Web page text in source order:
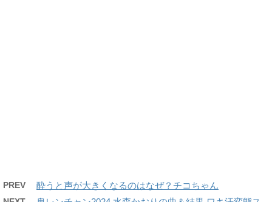
PREV 酔うと声が大きくなるのはなぜ？チコちゃん